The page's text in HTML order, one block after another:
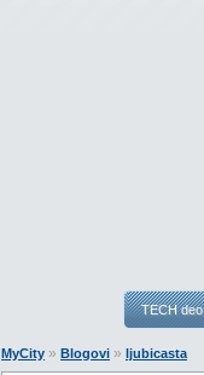
TECH deo
MyCity » Blogovi » ljubicasta